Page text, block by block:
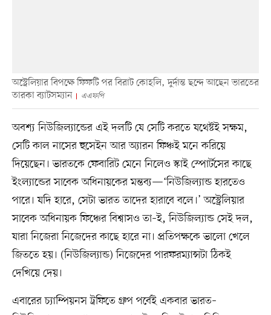
অস্ট্রেলিয়ার বিপক্ষে ফিফটি পর বিরাট কোহলি, দুর্দান্ত ছন্দে আছেন ভারতের
তারকা ব্যাটসম্যান
এএফপি
অবশ্য নিউজিল্যান্ডের এই দলটি যে সেটি করতে যথেষ্টই সক্ষম,
সেটি কাল নাসের হুসেইন আর অ্যারন ফিঞ্চই মনে করিয়ে
দিয়েছেন। ভারতকে ফেবারিট মেনে নিলেও স্কাই স্পোর্টসের কাছে
ইংল্যান্ডের সাবেক অধিনায়কের মন্তব্য—‘নিউজিল্যান্ড হারতেও
পারে। যদি হারে, সেটা ভারত তাদের হারাবে বলে।’ অস্ট্রেলিয়ার
সাবেক অধিনায়ক ফিঞ্চের বিশ্বাসও তা–ই, নিউজিল্যান্ড সেই দল,
যারা নিজেরা নিজেদের কাছে হারে না। প্রতিপক্ষকে ভালো খেলে
জিততে হয়। (নিউজিল্যান্ড) নিজেদের পারফরম্যান্সটা ঠিকই
দেখিয়ে দেয়।
এবারের চ্যাম্পিয়নস ট্রফিতে গ্রুপ পর্বেই একবার ভারত–